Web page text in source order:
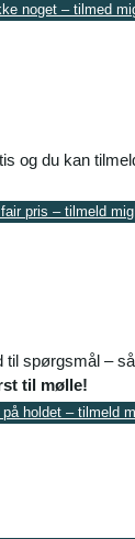
noget – tilmed
og du kan
pris – tilmeld
til spørgsmål –
til mølle!
holdet – tilmeld